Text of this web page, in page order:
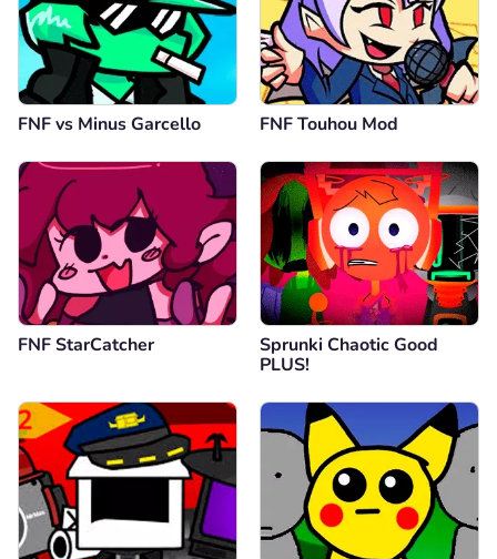
FNF vs Minus Garcello FNF Touhou Mod
FNF StarCatcher
Sprunki Chaotic Good
PLUS!